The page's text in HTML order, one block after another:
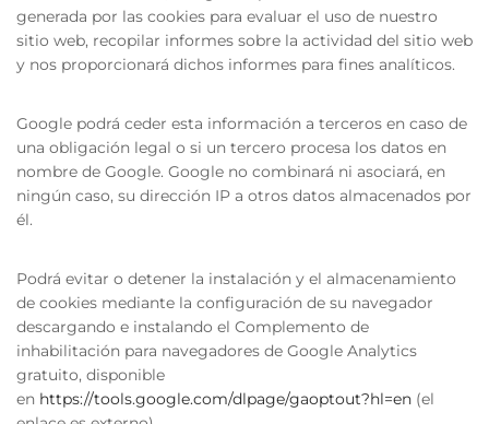
generada por las cookies para evaluar el uso de nuestro
sitio web, recopilar informes sobre la actividad del sitio web
y nos proporcionará dichos informes para fines analíticos.
Google podrá ceder esta información a terceros en caso de
una obligación legal o si un tercero procesa los datos en
nombre de Google. Google no combinará ni asociará, en
ningún caso, su dirección IP a otros datos almacenados por
él.
Podrá evitar o detener la instalación y el almacenamiento
de cookies mediante la configuración de su navegador
descargando e instalando el Complemento de
inhabilitación para navegadores de Google Analytics
gratuito, disponible
en https://tools.google.com/dlpage/gaoptout?hl=en (el